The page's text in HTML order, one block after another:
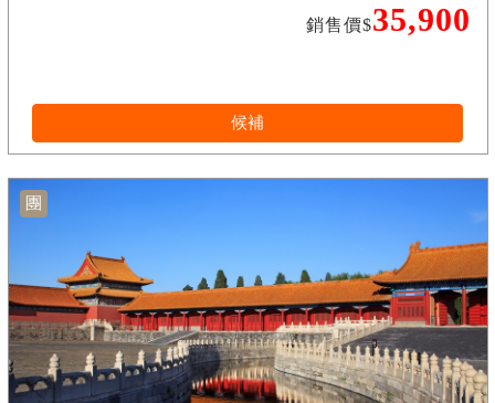
銷售價$35,900
候補
團